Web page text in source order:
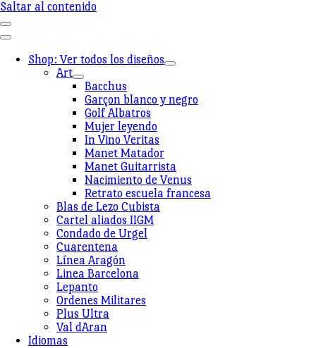
Saltar al contenido
Shop: Ver todos los diseños
Art
Bacchus
Garçon blanco y negro
Golf Albatros
Mujer leyendo
In Vino Veritas
Manet Matador
Manet Guitarrista
Nacimiento de Venus
Retrato escuela francesa
Blas de Lezo Cubista
Cartel aliados IIGM
Condado de Urgel
Cuarentena
Línea Aragón
Linea Barcelona
Lepanto
Ordenes Militares
Plus Ultra
Val dAran
Idiomas